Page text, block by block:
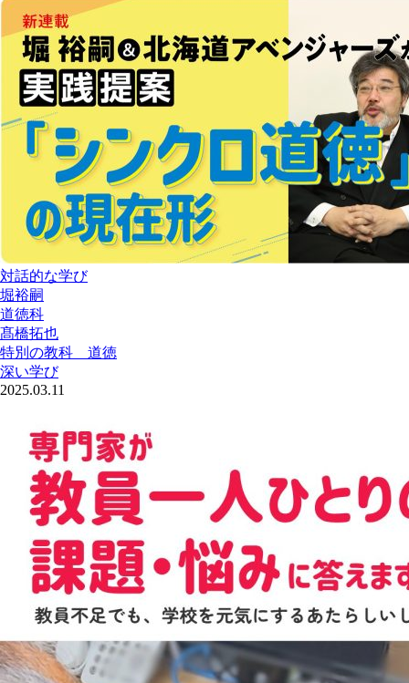
対話的な学び
堀裕嗣
道徳科
髙橋拓也
特別の教科 道徳
深い学び
2025.03.11